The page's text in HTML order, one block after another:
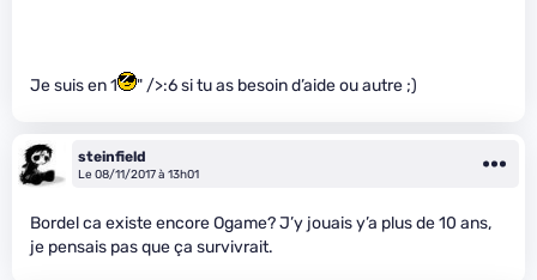
Je suis en 1 " />:6 si tu as besoin d’aide ou autre ;)
steinfield
Le 08/11/2017 à 13h01
Bordel ca existe encore Ogame? J’y jouais y’a plus de 10 ans,
je pensais pas que ça survivrait.